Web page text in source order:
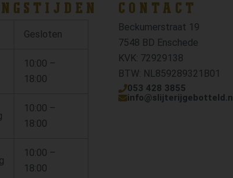
Gesloten
10:00 –
18:00
10:00 –
18:00
10:00 –
18:00
CONTACT
Beckumerstraat 19
7548 BD Enschede
KVK: 72929138
BTW: NL859289321B01
053 428 3855
info@slijterijgebotteld.nl